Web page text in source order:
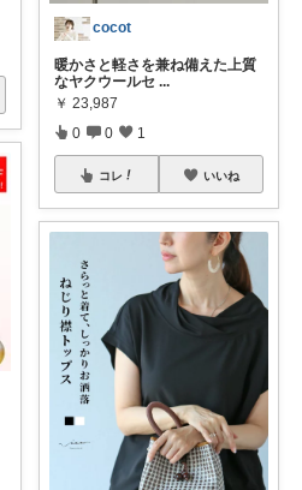
cocot
暖かさと軽さを兼ね備えた上質
なヤクウールセ ...
￥ 23,987
0 0 1
コレ いいね